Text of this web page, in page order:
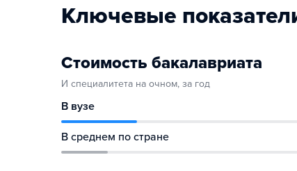
Ключевые
Стоимость бакалавриата
И специалитета на очном, за год
В вузе
В среднем по стране